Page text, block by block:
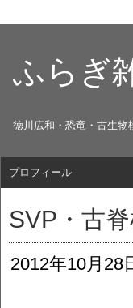
ふらぎ
徳川広和・恐竜・古生
プロフィール
SVP・古
2012年10月28